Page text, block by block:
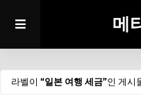
메
라벨이 일본 여행 세금 인 게시